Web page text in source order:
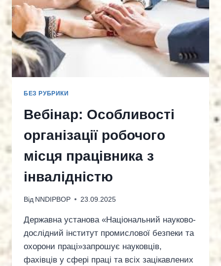
НОВАЦІЇ
2025»
БЕЗ РУБРИКИ
Вебінар: Особливості
організації робочого
місця працівника з
інвалідністю
Від NNDIPBOP 23.09.2025
Державна установа «Національний науково-
дослідний інститут промислової безпеки та
охорони праці»запрошує науковців,
фахівців у сфері праці та всіх зацікавлених